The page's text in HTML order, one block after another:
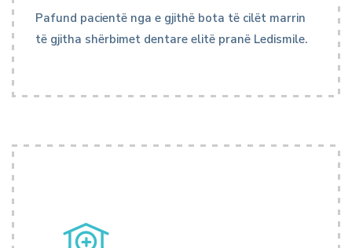
Pafund pacientë nga e gjithë bota të cilët marrin
të gjitha shërbimet dentare elitë pranë Ledismile.